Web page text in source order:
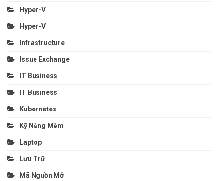
Hyper-V
Hyper-V
Infrastructure
Issue Exchange
IT Business
IT Business
Kubernetes
Kỹ Năng Mềm
Laptop
Lưu Trữ
Mã Nguồn Mở